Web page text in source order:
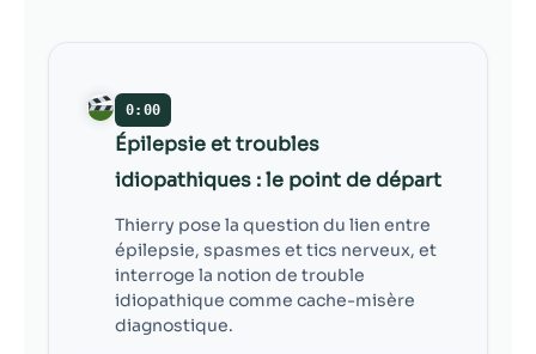
0:00
Épilepsie et troubles
idiopathiques : le point de départ
Thierry pose la question du lien entre
épilepsie, spasmes et tics nerveux, et
interroge la notion de trouble
idiopathique comme cache-misère
diagnostique.